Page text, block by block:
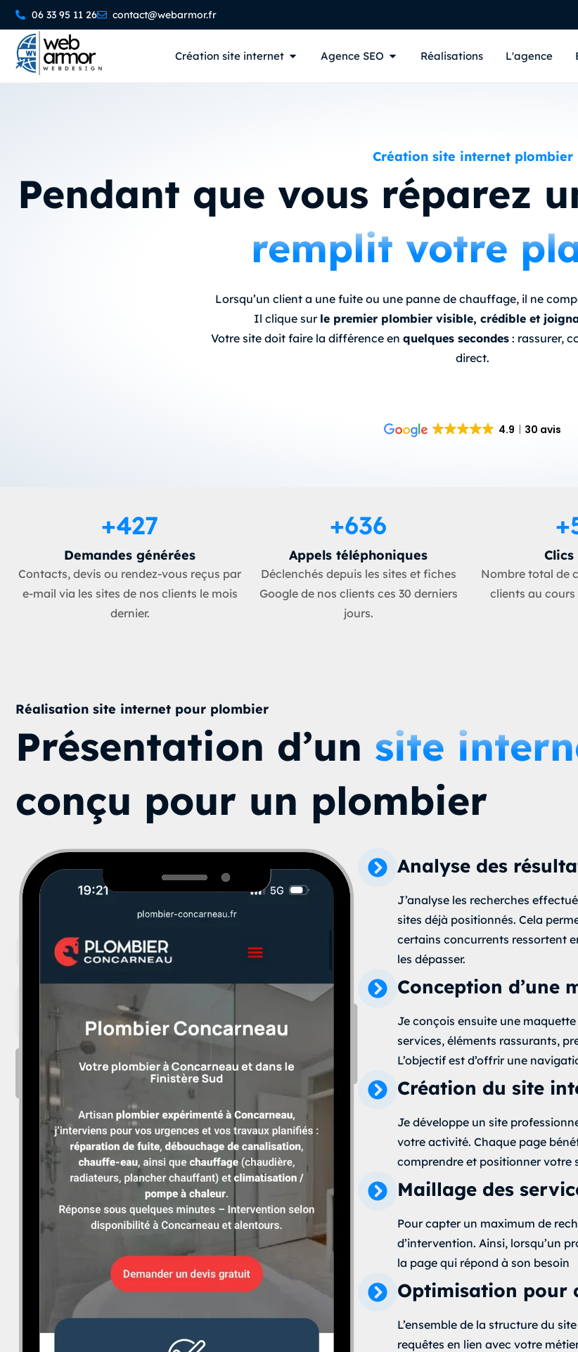
06 33 95 11 26 contact@webarmor.fr
Création site internet Agence SEO Réalisations L'agence
Création site internet plombier
Pendant que vous réparez
remplit votre
Lorsqu’un client a une fuite ou une panne de chauffage, il ne
Il clique sur le premier plombier visible, crédible et
Votre site doit faire la différence en quelques secondes: rassurer,
direct.
4.9 30 avis
+427
Demandes générées
Contacts, devis ou rendez-vous reçus par
e-mail via les sites de nos clients le mois
dernier.
+636
Appels téléphoniques
Déclenchés depuis les sites et fiches
Google de nos clients ces 30 derniers
jours.
+
Nombre total de
clients au cours
Réalisation site internet pour plombier
Présentation d’un site
conçu pour un plombier
Analyse des
J’analyse les recherches
sites déjà positionnés. Cela
certains concurrents ressortent
les dépasser.
Conception d’une
Je conçois ensuite une
services, éléments rassurants,
L’objectif est d’offrir une
Création du site
Je développe un site
votre activité. Chaque page
comprendre et positionner votre
Maillage des
Pour capter un maximum de
d’intervention. Ainsi, lorsqu’un
la page qui répond à son besoin
Optimisation pour
L’ensemble de la structure du
requêtes en lien avec votre